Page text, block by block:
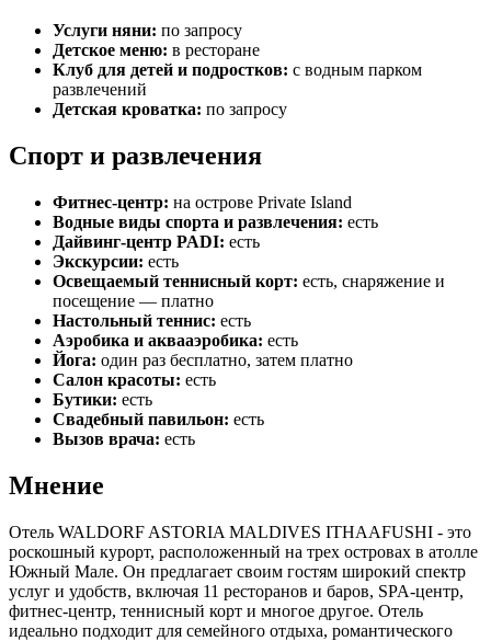
Услуги няни: по запросу
Детское меню: в ресторане
Клуб для детей и подростков: с водным парком
развлечений
Детская кроватка: по запросу
Спорт и развлечения
Фитнес-центр: на острове Private Island
Водные виды спорта и развлечения: есть
Дайвинг-центр PADI: есть
Экскурсии: есть
Освещаемый теннисный корт: есть, снаряжение и
посещение — платно
Настольный теннис: есть
Аэробика и аквааэробика: есть
Йога: один раз бесплатно, затем платно
Салон красоты: есть
Бутики: есть
Свадебный павильон: есть
Вызов врача: есть
Мнение
Отель WALDORF ASTORIA MALDIVES ITHAAFUSHI - это
роскошный курорт, расположенный на трех островах в атолле
Южный Мале. Он предлагает своим гостям широкий спектр
услуг и удобств, включая 11 ресторанов и баров, SPA-центр,
фитнес-центр, теннисный корт и многое другое. Отель
идеально подходит для семейного отдыха, романтического